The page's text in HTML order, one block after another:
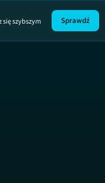
się szybszym
Sprawdź